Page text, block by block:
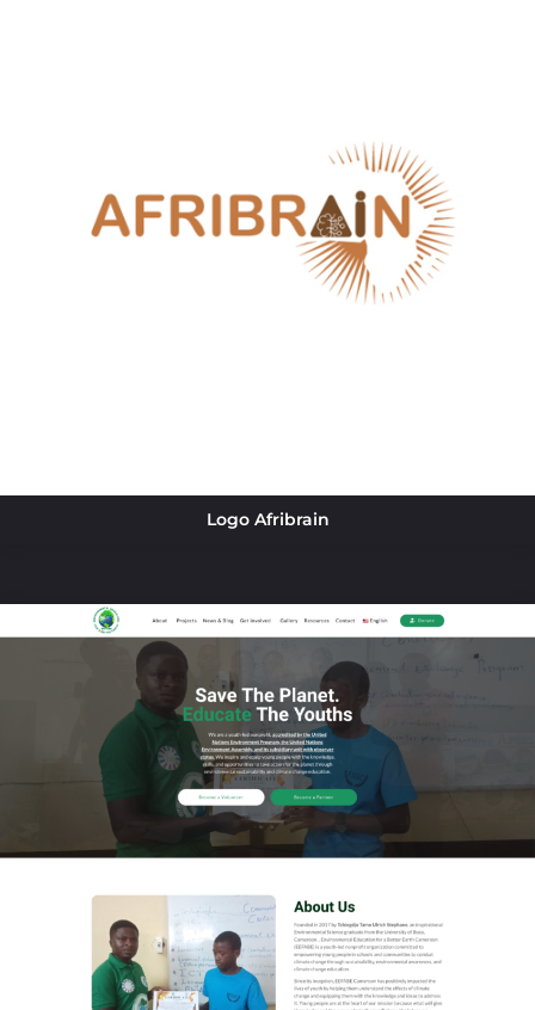
Logo Afribrain